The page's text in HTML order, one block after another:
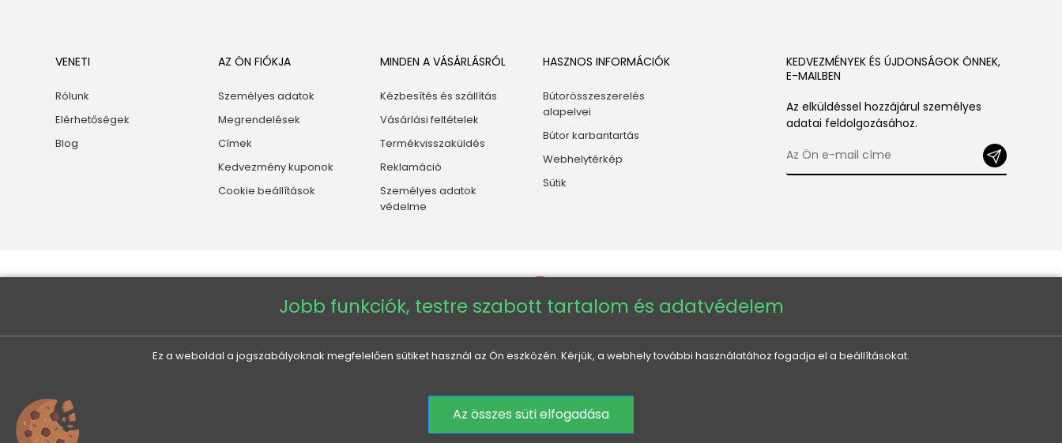
VENETI
Rólunk
Elérhetőségek
Blog
AZ ÖN FIÓKJA
Személyes adatok
Megrendelések
Címek
Kedvezmény kuponok
Cookie beállítások
MINDEN A VÁSÁRLÁSRÓL
Kézbesítés és szállítás
Vásárlási feltételek
Termékvisszaküldés
Reklamáció
Személyes adatok
védelme
HASZNOS INFORMÁCIÓK
Bútorösszeszerelés
alapelvei
Bútor karbantartás
Webhelytérkép
Sütik
KEDVEZMÉNYEK ÉS ÚJDONSÁGOK ÖNNEK,
E-MAILBEN
Az elküldéssel hozzájárul személyes
adatai feldolgozásához.
Veneti SK
0
Jobb funkciók, testre szabott tartalom és adatvédelem
Ez a weboldal a jogszabályoknak megfelelően sütiket használ az Ön eszközén. Kérjük, a webhely további használatához fogadja el a beállításokat.
Az összes süti elfogadása